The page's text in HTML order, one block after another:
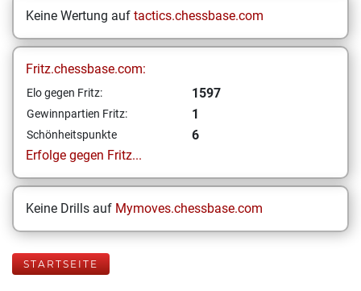
Keine Wertung auf tactics.chessbase.com
Fritz.chessbase.com:
Elo gegen Fritz: 1597
Gewinnpartien Fritz: 1
Schönheitspunkte
6
Erfolge gegen Fritz...
Keine Drills auf Mymoves.chessbase.com
STARTSEITE